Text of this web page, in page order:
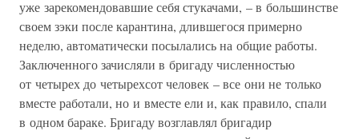
уже зарекомендовавшие себя стукачами, – в большинстве
своем зэки после карантина, длившегося примерно
неделю, автоматически посылались на общие работы.
Заключенного зачисляли в бригаду численностью
от четырех до четырехсот человек – все они не только
вместе работали, но и вместе ели и, как правило, спали
в одном бараке. Бригаду возглавлял бригадир